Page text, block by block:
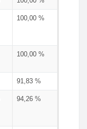
100,00 %
100,00 %
91,83 %
94,26 %